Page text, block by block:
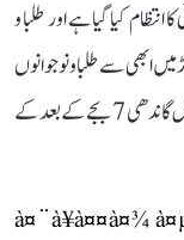
کیا گیا ہے اور طلبا و
ابھی سے طلبا و نوجوانوں
کی بھیڑ جمع ہونے لگی ہے۔ دی گئی جانکاری کے مطابق راہل گاندھی 7 بجے کے بعد کے
à¤¨à¥à¤¤à¤¾